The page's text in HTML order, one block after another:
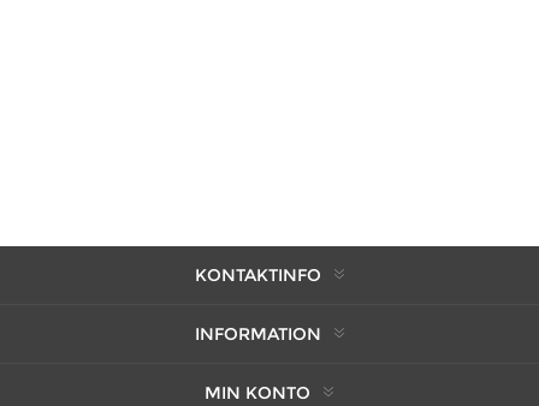
KONTAKTINFO
INFORMATION
MIN KONTO